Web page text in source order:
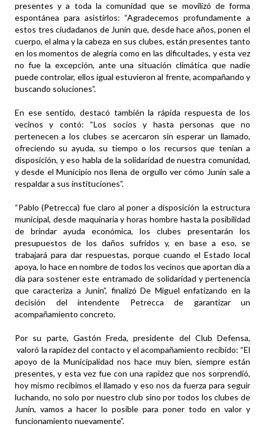
presentes y a toda la comunidad que se movilizó de forma
espontánea para asistirlos: “Agradecemos profundamente a
estos tres ciudadanos de Junín que, desde hace años, ponen el
cuerpo, el alma y la cabeza en sus clubes, están presentes tanto
en los momentos de alegría como en las dificultades, y esta vez
no fue la excepción, ante una situación climática que nadie
puede controlar, ellos igual estuvieron al frente, acompañando y
buscando soluciones”.
En ese sentido, destacó también la rápida respuesta de los
vecinos y contó: “Los socios y hasta personas que no
pertenecen a los clubes se acercaron sin esperar un llamado,
ofreciendo su ayuda, su tiempo o los recursos que tenían a
disposición, y eso habla de la solidaridad de nuestra comunidad,
y desde el Municipio nos llena de orgullo ver cómo Junín sale a
respaldar a sus instituciones”.
“Pablo (Petrecca) fue claro al poner a disposición la estructura
municipal, desde maquinaria y horas hombre hasta la posibilidad
de brindar ayuda económica, los clubes presentarán los
presupuestos de los daños sufridos y, en base a eso, se
trabajará para dar respuestas, porque cuando el Estado local
apoya, lo hace en nombre de todos los vecinos que aportan día a
día para sostener este entramado de solidaridad y pertenencia
que caracteriza a Junín”, finalizó De Miguel enfatizando en la
decisión del intendente Petrecca de garantizar un
acompañamiento concreto.
Por su parte, Gastón Freda, presidente del Club Defensa,
valoró la rapidez del contacto y el acompañamiento recibido: “El
apoyo de la Municipalidad nos hace muy bien, siempre están
presentes, y esta vez fue con una rapidez que nos sorprendió,
hoy mismo recibimos el llamado y eso nos da fuerza para seguir
luchando, no solo por nuestro club sino por todos los clubes de
Junín, vamos a hacer lo posible para poner todo en valor y
funcionamiento nuevamente”.